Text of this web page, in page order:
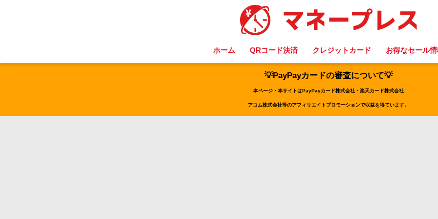
ホーム QRコード決済 クレジットカード お得なセール
💡PayPayカードの審査について💡
本ページ・本サイトはPayPayカード株式会社・楽天カード株式会社
アコム株式会社等のアフィリエイトプロモーションで収益を得ています。